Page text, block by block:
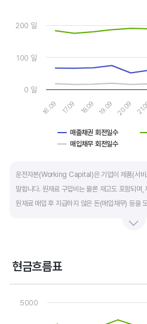
The chart has 2 Y axes
매출채권 회전일수
매입채무 회전일수
16.09 17.09 18.09 19.09 20.09
0 일
100 일
200 일
운전자본(Working Capital)은 기업이 제품(서비
말합니다. 원재료 구입비는 물론 재고도 포함되며
원재료 매입 후 지급하지 않은 돈(매입채무) 등을
높습니다. 따라서 운전자본 규모 보다는 현금이 잘
운전자본 회전일수는 낮을 수록 좋습니다. 운전
빠릅니다. 현금 → 원재료 → 제품 → 매출채권 →
현금흐름표
Chart
View as data table, Chart
The chart has 1 X axis displaying
5000